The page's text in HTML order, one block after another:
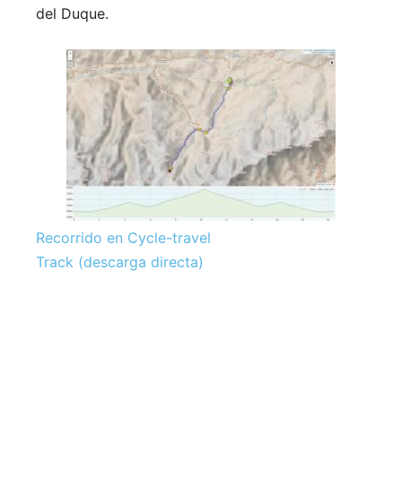
del Duque.
Recorrido en Cycle-travel
Track (descarga directa)